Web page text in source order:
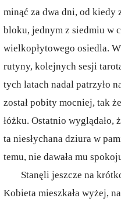
minąć za dwa dni, od kiedy
bloku, jednym z siedmiu w
wielkopłytowego osiedla.
rutyny, kolejnych sesji
tych latach nadal patrzyło
został pobity mocniej, tak
łóżku. Ostatnio wyglądało,
ta niesłychana dziura w
temu, nie dawała mu
Stanęli jeszcze na
Kobieta mieszkała wyżej,